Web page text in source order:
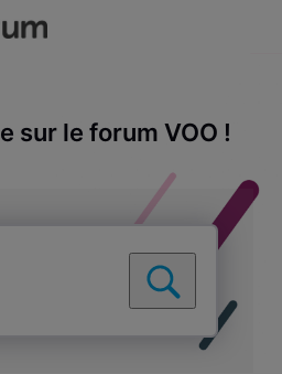
sur le forum VOO !